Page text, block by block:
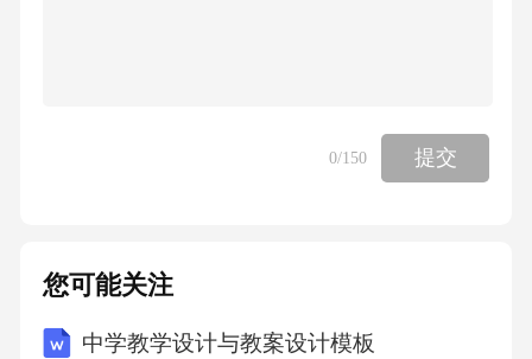
需今日18点前清运完毕，派专人检查是否有遗
漏钢筋、砖块，做好场地平整。"（2）联系社区
始清理，6小时内完成；您孙子后续换药费用可
凭票据找施工方报销，我们全程跟进。"4.后续
0/150 提交
您可能关注
中学教学设计与教案设计模板